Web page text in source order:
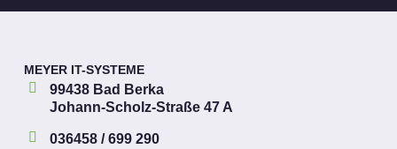
MEYER IT-SYSTEME
99438 Bad Berka
Johann-Scholz-Straße 47 A
036458 / 699 290